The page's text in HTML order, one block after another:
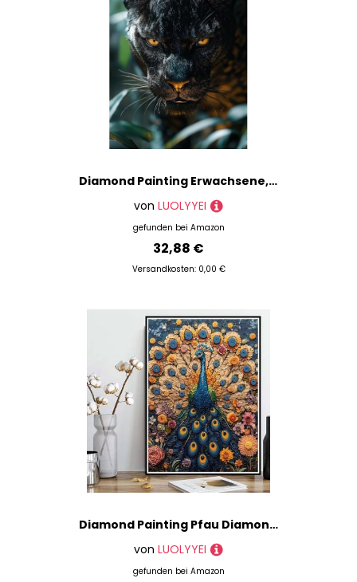
Diamond Painting Erwachsene, Diamond Painting Leopard Crystal Art Dschungel Muster 5D DIY Diamant Malerei Cross Stitch Stickerei Basteln Erwachsene Set für Deko Wohnzimmer 60x80 cm -ly25082P8S0P
von LUOLYYEI
gefunden bei Amazon
32,88 €
Versandkosten: 0,00 €
Diamond Painting Pfau Diamond Painting XXL 40×50cm, 5D Crystal Art Tier Muster DIY Runden Steine Vollbohrer Mosaik Bastelset Erwachsene für Zimmer Deko Wohnzimmer, Geschenke für Frauen -ly250824C
von LUOLYYEI
gefunden bei Amazon